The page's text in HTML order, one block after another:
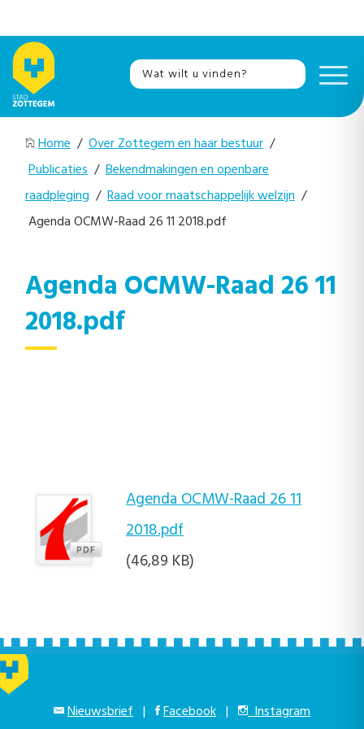
Home / Over Zottegem en haar bestuur /
Publicaties / Bekendmakingen en openbare
raadpleging / Raad voor maatschappelijk welzijn /
Agenda OCMW-Raad 26 11 2018.pdf
Agenda OCMW-Raad 26 11
2018.pdf
Agenda OCMW-Raad 26 11
2018.pdf
(46,89 KB)
Nieuwsbrief | Facebook | Instagram